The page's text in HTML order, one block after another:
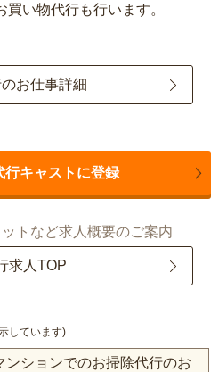
買い物代行も行います。
お仕事詳細
行キャストに登録
トなど求人概要のご案内
求人TOP
しています)
ションでのお掃除代行のお